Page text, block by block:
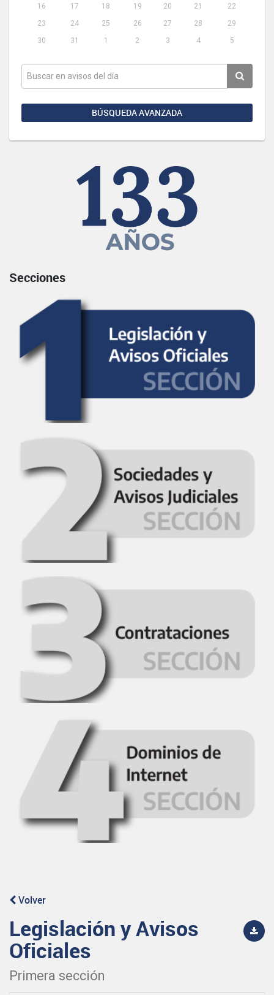
16
17 18 19 20 21
22
23
24 25 26 27 28
29
30
31 1 2 3 4 5
BÚSQUEDA AVANZADA
Secciones
Volver
Legislación y Avisos
Oficiales
Primera sección